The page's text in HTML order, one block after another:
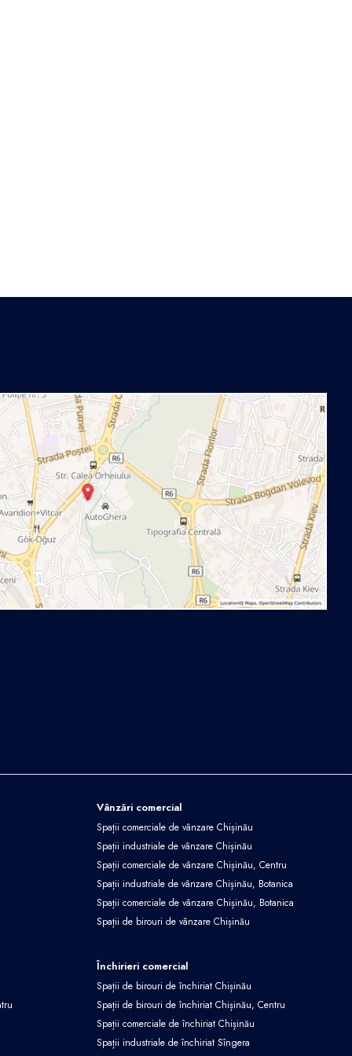
Vânzări comercial
Spații comerciale de vânzare Chișinău
Spații industriale de vânzare Chișinău
Spații comerciale de vânzare Chișinău, Centru
Spații industriale de vânzare Chișinău, Botanica
Spații comerciale de vânzare Chișinău, Botanica
Spații de birouri de vânzare Chișinău
Închirieri comercial
Spații de birouri de închiriat Chișinău
Spații de birouri de închiriat Chișinău, Centru
Spații comerciale de închiriat Chișinău
Spații industriale de închiriat Sîngera